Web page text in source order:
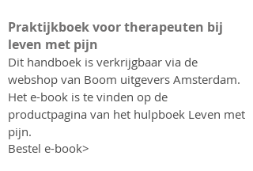
Praktijkboek voor therapeuten bij
leven met pijn
Dit handboek is verkrijgbaar via de
webshop van Boom uitgevers Amsterdam.
Het e-book is te vinden op de
productpagina van het hulpboek Leven met
pijn.
Bestel e-book>